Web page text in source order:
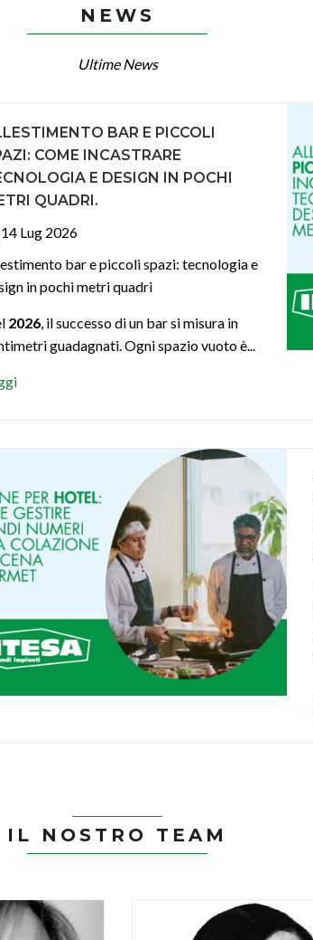
NEWS
Ultime News
BAR E PICCOLI
COME INCASTRARE
E DESIGN IN POCHI
QUADRI.
14 Lug 2026
bar e piccoli spazi: tecnologia e
in pochi metri quadri
2026, il successo di un bar si misura in
guadagnati. Ogni spazio vuoto è...
IL NOSTRO TEAM